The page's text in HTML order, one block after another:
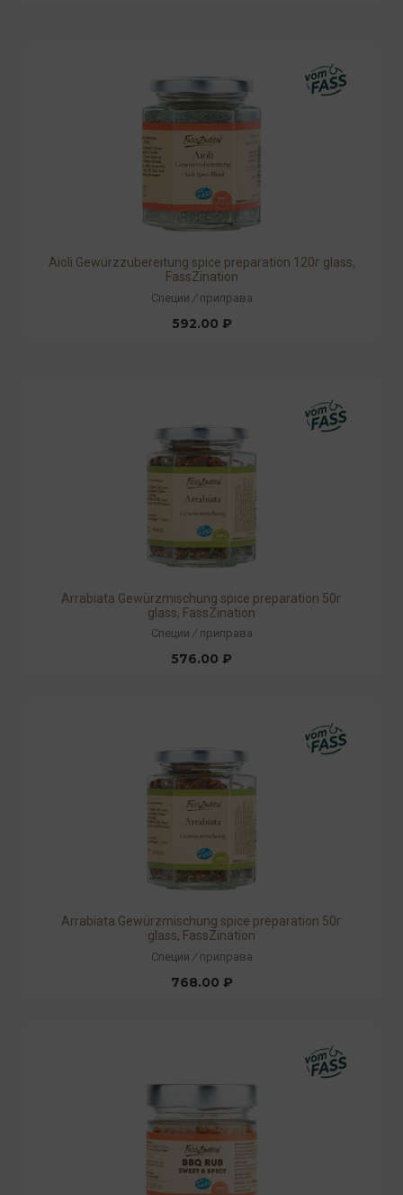
Aioli Gewürzzubereitung spice preparation 120г glass,
FassZination
Специи / приправа
592.00 ₽
Arrabiata Gewürzmischung spice preparation 50г
glass, FassZination
Специи / приправа
576.00 ₽
Arrabiata Gewürzmischung spice preparation 50г
glass, FassZination
Специи / приправа
768.00 ₽